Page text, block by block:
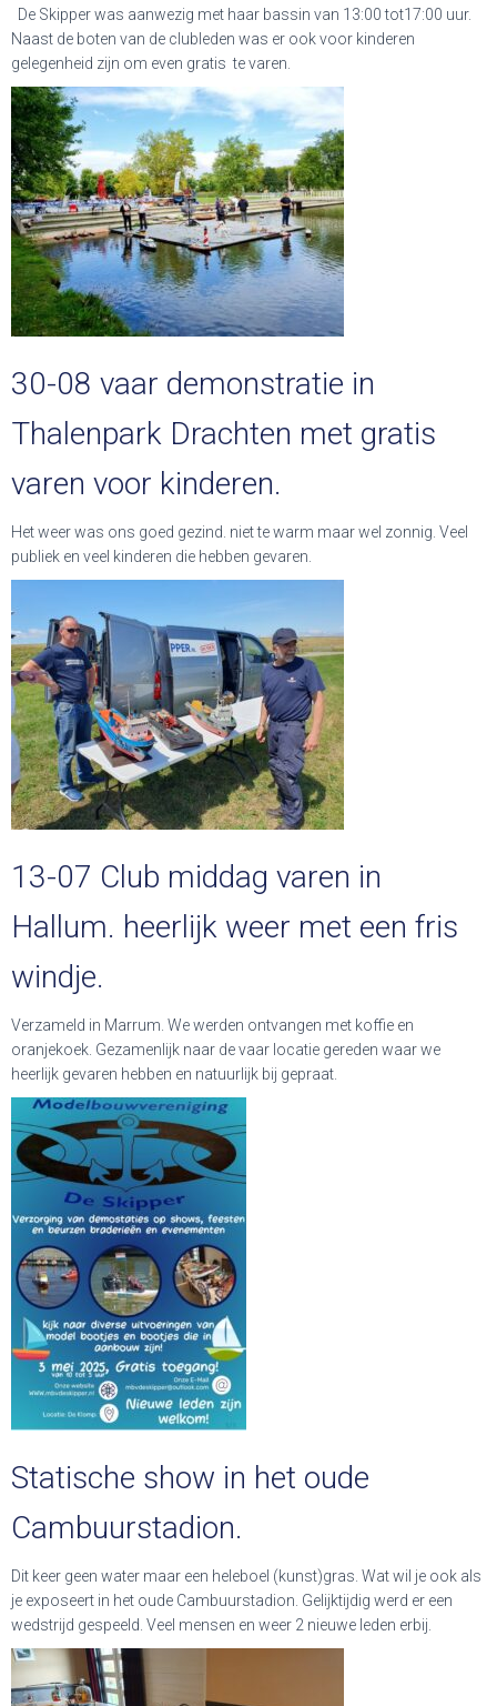
De Skipper was aanwezig met haar bassin van 13:00 tot17:00 uur.
Naast de boten van de clubleden was er ook voor kinderen
gelegenheid zijn om even gratis te varen.
30-08 vaar demonstratie in
Thalenpark Drachten met gratis
varen voor kinderen.
Het weer was ons goed gezind. niet te warm maar wel zonnig. Veel
publiek en veel kinderen die hebben gevaren.
13-07 Club middag varen in
Hallum. heerlijk weer met een fris
windje.
Verzameld in Marrum. We werden ontvangen met koffie en
oranjekoek. Gezamenlijk naar de vaar locatie gereden waar we
heerlijk gevaren hebben en natuurlijk bij gepraat.
Statische show in het oude
Cambuurstadion.
Dit keer geen water maar een heleboel (kunst)gras. Wat wil je ook als
je exposeert in het oude Cambuurstadion. Gelijktijdig werd er een
wedstrijd gespeeld. Veel mensen en weer 2 nieuwe leden erbij.